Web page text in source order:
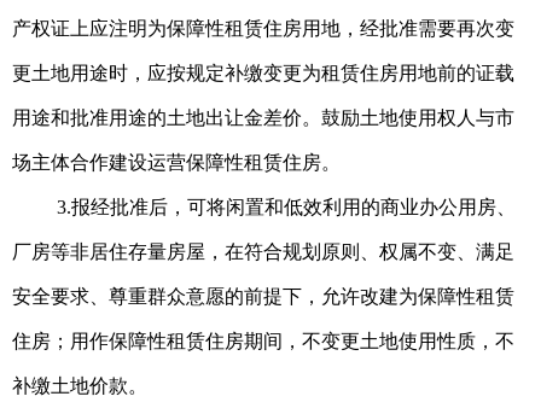
产权证上应注明为保障性租赁住房用地，经批准需要再次变
更土地用途时，应按规定补缴变更为租赁住房用地前的证载
用途和批准用途的土地出让金差价。鼓励土地使用权人与市
场主体合作建设运营保障性租赁住房。
3.报经批准后，可将闲置和低效利用的商业办公用房、
厂房等非居住存量房屋，在符合规划原则、权属不变、满足
安全要求、尊重群众意愿的前提下，允许改建为保障性租赁
住房；用作保障性租赁住房期间，不变更土地使用性质，不
补缴土地价款。